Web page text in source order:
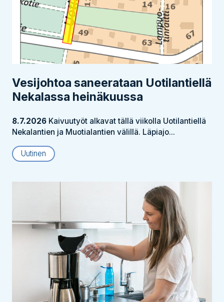
Vesijohtoa saneerataan Uotilantiellä
Nekalassa heinäkuussa
8.7.2026 Kaivuutyöt alkavat tällä viikolla Uotilantiellä
Nekalantien ja Muotialantien välillä. Läpiajo...
Uutinen